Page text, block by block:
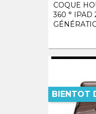
COQUE
360 ° IPAD
BIENTOT